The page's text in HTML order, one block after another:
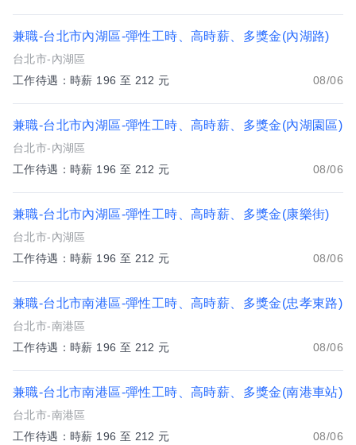
兼職-台北市內湖區-彈性工時、高時薪、多獎金(內湖路)
台北市-內湖區
工作待遇：時薪 196 至 212 元
08/06
兼職-台北市內湖區-彈性工時、高時薪、多獎金(內湖園區)
台北市-內湖區
工作待遇：時薪 196 至 212 元
08/06
兼職-台北市內湖區-彈性工時、高時薪、多獎金(康樂街)
台北市-內湖區
工作待遇：時薪 196 至 212 元
08/06
兼職-台北市南港區-彈性工時、高時薪、多獎金(忠孝東路)
台北市-南港區
工作待遇：時薪 196 至 212 元
08/06
兼職-台北市南港區-彈性工時、高時薪、多獎金(南港車站)
台北市-南港區
工作待遇：時薪 196 至 212 元
08/06